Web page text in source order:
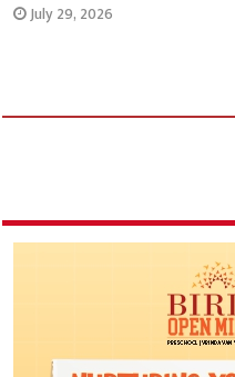
July 29, 2026